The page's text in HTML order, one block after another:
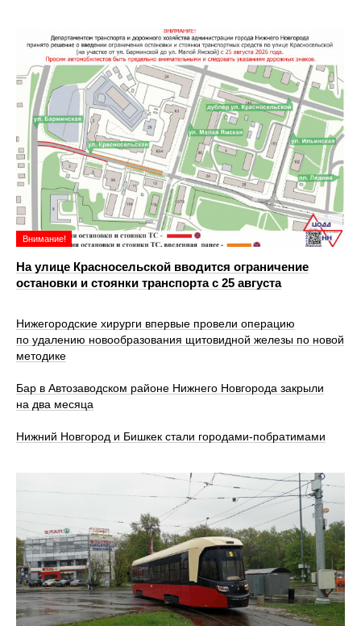
Внимание!
На улице Красносельской вводится ограничение
остановки и стоянки транспорта с 25 августа
Нижегородские хирурги впервые провели операцию
по удалению новообразования щитовидной железы по новой
методике
Бар в Автозаводском районе Нижнего Новгорода закрыли
на два месяца
Нижний Новгород и Бишкек стали городами-побратимами